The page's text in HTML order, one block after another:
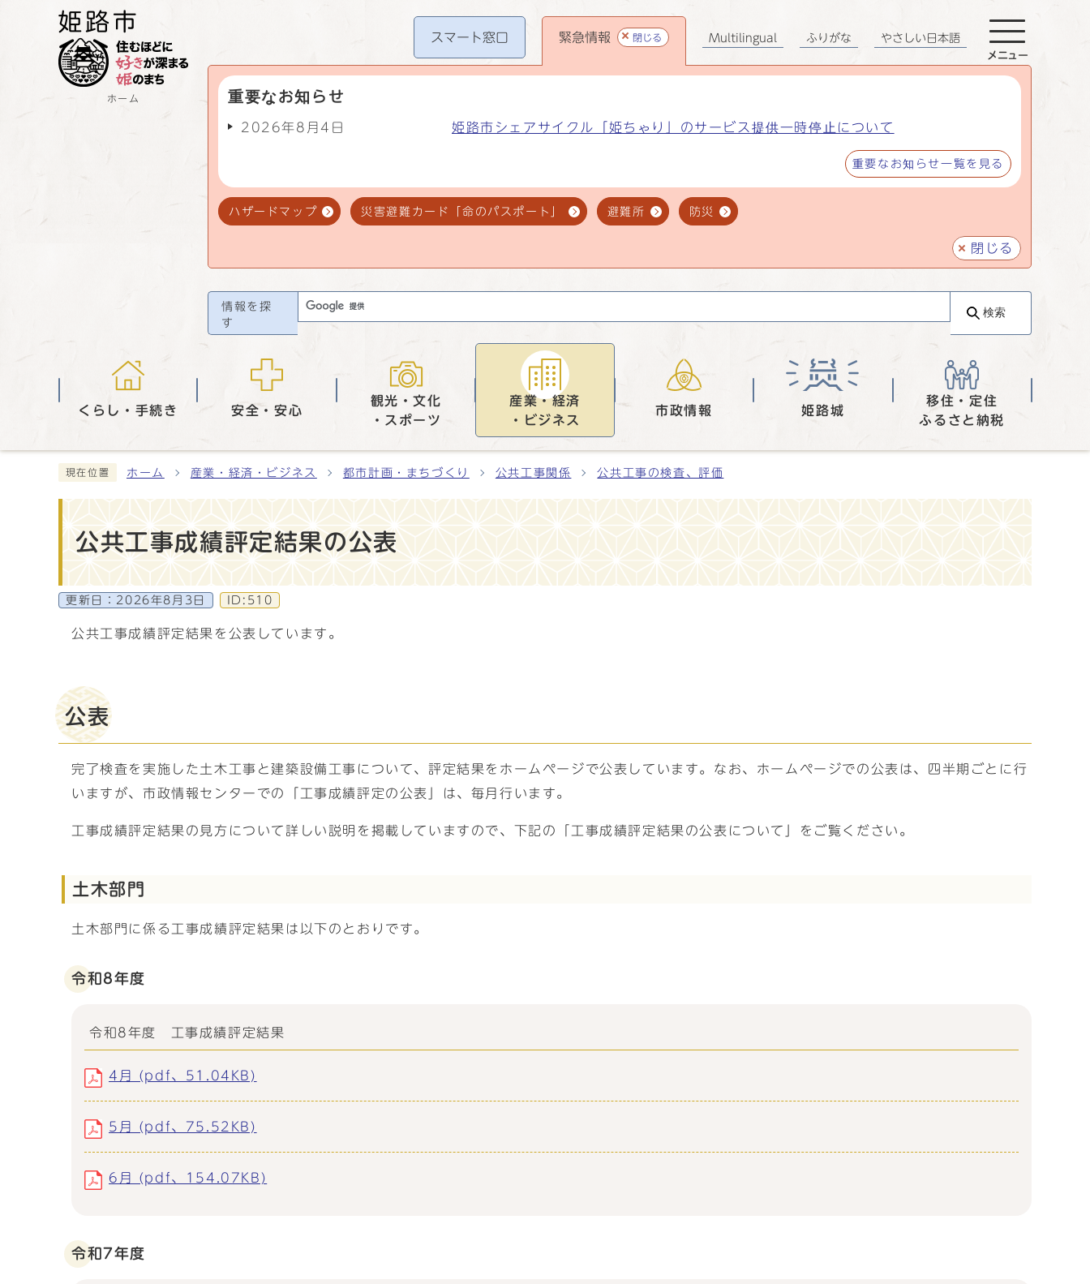
ホーム
スマート窓口 緊急情報 閉じる
重要なお知らせ
2026年8月4日 姫路市シェアサイクル「姫ちゃり」のサービス提供一時停止について
重要なお知らせ一覧を見る
ハザードマップ 災害避難カード「命のパスポート」 避難所 防災
閉じる
Multilingual ふりがな やさしい日本語
メニュー
情報を探
す
検索
くらし・手続き 安全・安心
観光・文化
・スポーツ
産業・経済
・ビジネス
市政情報 姫路城
移住・定住
ふるさと納税
現在位置 ホーム 産業・経済・ビジネス 都市計画・まちづくり 公共工事関係 公共工事の検査、評価
公共工事成績評定結果の公表
更新日： 2026年8月3日 ID:510
公共工事成績評定結果を公表しています。
公表
完了検査を実施した土木工事と建築設備工事について、評定結果をホームページで公表しています。なお、ホームページでの公表は、四半期ごとに行
いますが、市政情報センターでの「工事成績評定の公表」は、毎月行います。
工事成績評定結果の見方について詳しい説明を掲載していますので、下記の「工事成績評定結果の公表について」をご覧ください。
土木部門
土木部門に係る工事成績評定結果は以下のとおりです。
令和8年度
令和8年度 工事成績評定結果
4月 (pdf、51.04KB)
5月 (pdf、75.52KB)
6月 (pdf、154.07KB)
令和7年度